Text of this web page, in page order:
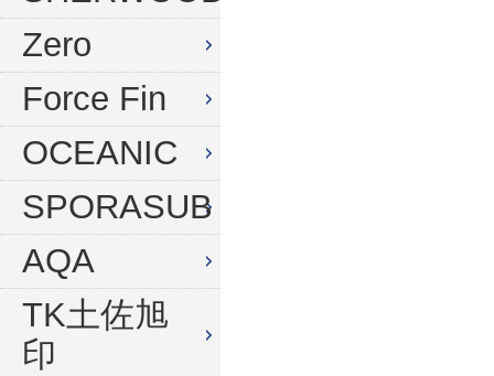
水中デジタルカメラセット
Zero
Force Fin
OCEANIC
SPORASUB
AQA
TK土佐旭
印